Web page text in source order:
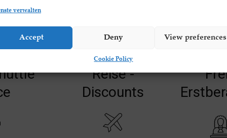
verwalten
Accept Deny View preferences
Cookie Policy
Reise -
Discounts